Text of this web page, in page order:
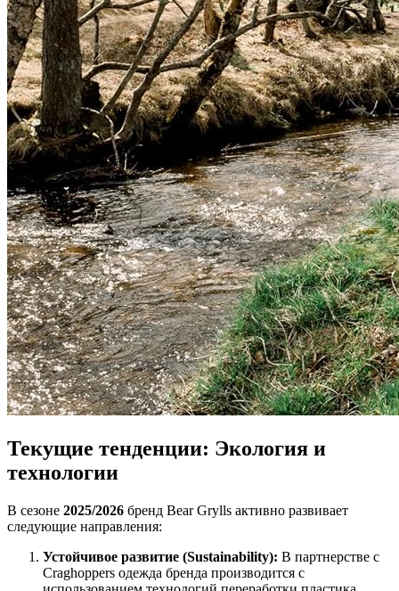
Текущие тенденции: Экология и
технологии
В сезоне 2025/2026 бренд Bear Grylls активно развивает
следующие направления:
Устойчивое развитие (Sustainability): В партнерстве с
Craghoppers одежда бренда производится с